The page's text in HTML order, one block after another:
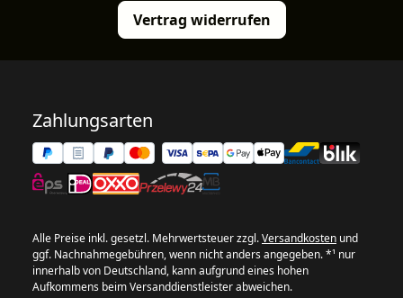
Vertrag widerrufen
Zahlungsarten
Alle Preise inkl. gesetzl. Mehrwertsteuer zzgl.Versandkosten und
ggf. Nachnahmegebühren, wenn nicht anders angegeben. *¹ nur
innerhalb von Deutschland, kann aufgrund eines hohen
Aufkommens beim Versanddienstleister abweichen.